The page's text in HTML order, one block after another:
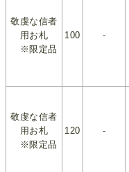
敬虔な信者
用お札
※限定品
100 -
敬虔な信者
用お札
※限定品
120 -